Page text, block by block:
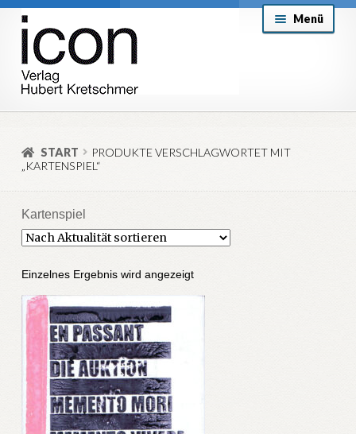
Zur
Navigation
springen
Zum
Inhalt
springen
Menü
About
Versand & Lieferung
Aktuell
START
PRODUKTE VERSCHLAGWORTET MIT
„KARTENSPIEL“
Kartenspiel
Einzelnes Ergebnis wird angezeigt